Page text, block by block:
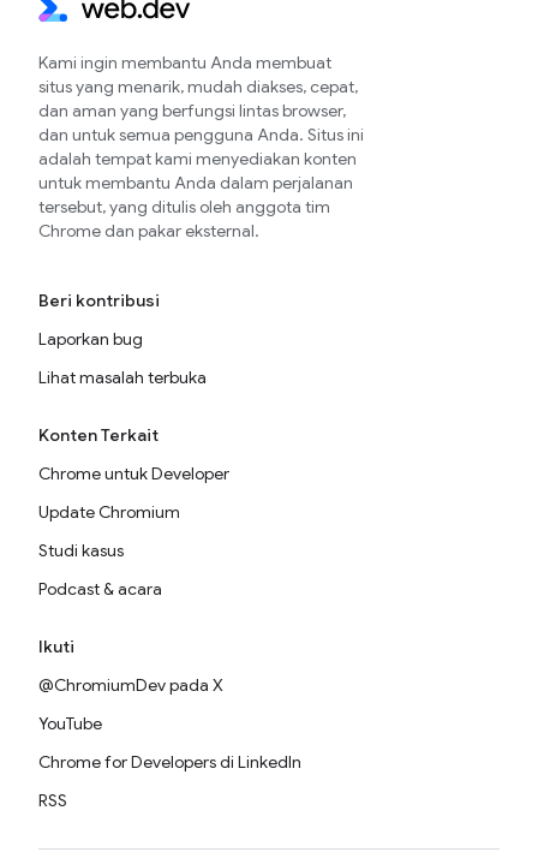
Kami ingin membantu Anda membuat
situs yang menarik, mudah diakses, cepat,
dan aman yang berfungsi lintas browser,
dan untuk semua pengguna Anda. Situs ini
adalah tempat kami menyediakan konten
untuk membantu Anda dalam perjalanan
tersebut, yang ditulis oleh anggota tim
Chrome dan pakar eksternal.
Beri kontribusi
Laporkan bug
Lihat masalah terbuka
Konten Terkait
Chrome untuk Developer
Update Chromium
Studi kasus
Podcast & acara
Ikuti
@ChromiumDev pada X
YouTube
Chrome for Developers di LinkedIn
RSS